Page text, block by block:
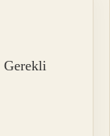
Gerekli